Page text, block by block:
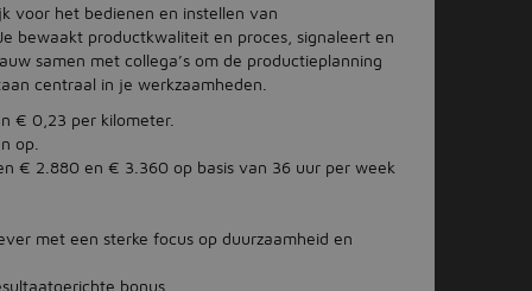
voor het bedienen en instellen van
bewaakt productkwaliteit en proces, signaleert en
samen met collega’s om de productieplanning
centraal in je werkzaamheden.
€ 0,23 per kilometer.
op.
€ 2.880 en € 3.360 op basis van 36 uur per week
met een sterke focus op duurzaamheid en
bonus.